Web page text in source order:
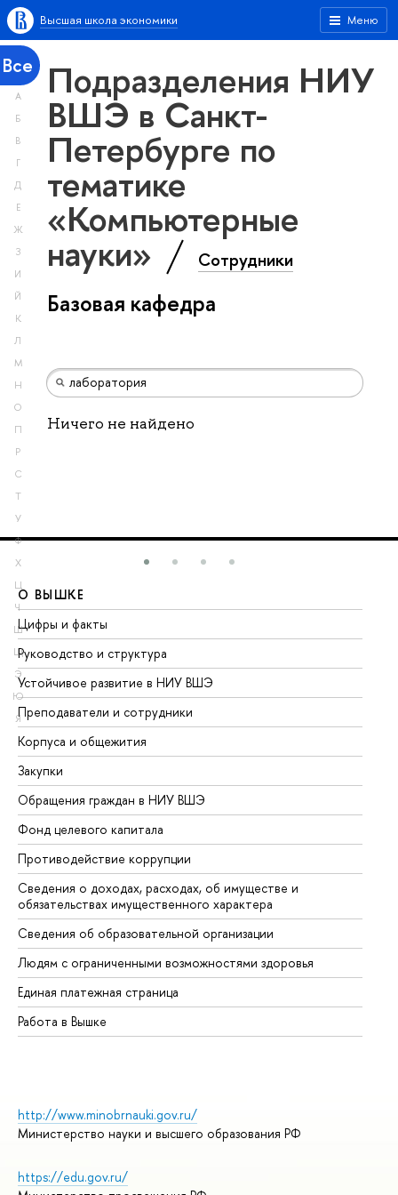
Меню
Высшая школа экономики
Все
А
Б
В
Г
Д
Е
Ж
З
И
Й
К
Л
М
Н
О
П
Р
С
Т
У
Ф
Х
Ц
Ч
Ш
Щ
Э
Ю
Я
Подразделения НИУ
ВШЭ в Санкт-
Петербурге по
тематике
«Компьютерные
науки» Сотрудники
Базовая кафедра
Ничего не найдено
О ВЫШКЕ
Цифры и факты
Руководство и структура
Устойчивое развитие в НИУ ВШЭ
Преподаватели и сотрудники
Корпуса и общежития
Закупки
Обращения граждан в НИУ ВШЭ
Фонд целевого капитала
Противодействие коррупции
Сведения о доходах, расходах, об имуществе и
обязательствах имущественного характера
Сведения об образовательной организации
Людям с ограниченными возможностями здоровья
Единая платежная страница
Работа в Вышке
http://www.minobrnauki.gov.ru/
Министерство науки и высшего образования РФ
https://edu.gov.ru/